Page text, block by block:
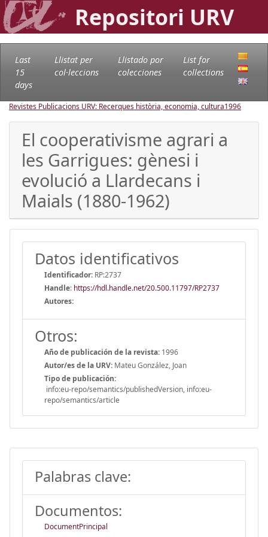
Repositori URV
Last
15
days
Llistat per
col·leccions
Llistado por
colecciones
List for
collections
Revistes Publicacions URV: Recerques història, economia, cultura1996
El cooperativisme agrari a
les Garrigues: gènesi i
evolució a Llardecans i
Maials (1880-1962)
Datos identificativos
Identificador: RP:2737
Handle: https://hdl.handle.net/20.500.11797/RP2737
Autores:
Otros:
Año de publicación de la revista: 1996
Autor/es de la URV: Mateu González, Joan
Tipo de publicación:
info:eu-repo/semantics/publishedVersion, info:eu-
repo/semantics/article
Palabras clave:
Documentos:
DocumentPrincipal